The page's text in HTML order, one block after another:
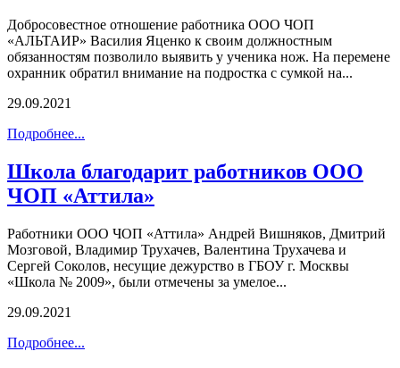
Добросовестное отношение работника ООО ЧОП
«АЛЬТАИР» Василия Яценко к своим должностным
обязанностям позволило выявить у ученика нож. На перемене
охранник обратил внимание на подростка с сумкой на...
29.09.2021
Подробнее...
Школа благодарит работников ООО
ЧОП «Аттила»
Работники ООО ЧОП «Аттила» Андрей Вишняков, Дмитрий
Мозговой, Владимир Трухачев, Валентина Трухачева и
Сергей Соколов, несущие дежурство в ГБОУ г. Москвы
«Школа № 2009», были отмечены за умелое...
29.09.2021
Подробнее...